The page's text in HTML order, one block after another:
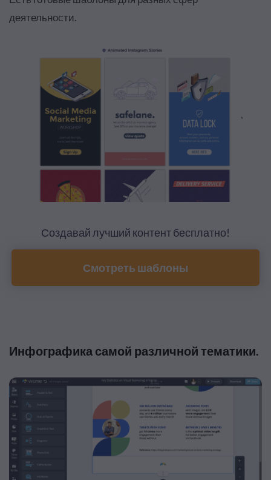
деятельности.
Создавай лучший контент бесплатно!
Смотреть шаблоны
Инфографика самой различной тематики.